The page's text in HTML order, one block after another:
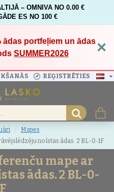
– OMNIVA NO 0.00 €
ES NO 100 €
ādas portfeļiem un ādas
SUMMER2026 ×
REĢISTRĒTIES
Mapes
no īstas ādas. 2 BL-0-1F
mape ar
ādas. 2 BL-0-